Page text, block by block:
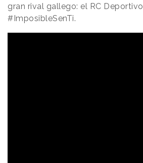
gran rival gallego: el RC
#ImposibleSenTi.